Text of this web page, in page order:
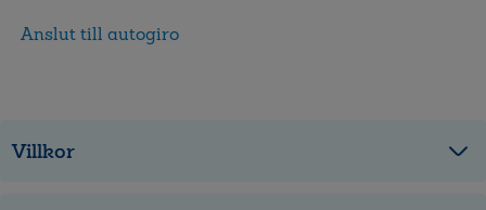
Anslut till autogiro
Villkor